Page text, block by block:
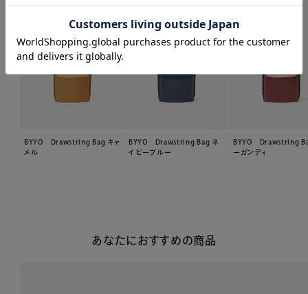
BYYO Drawstring Bag キャ
メル
BYYO Drawstring Bag ネ
イビーブルー
BYYO Drawstring
ーガンディ
あなたにおすすめの商品